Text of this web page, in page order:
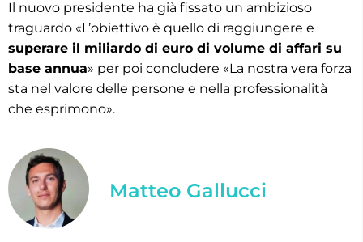
Il nuovo presidente ha già fissato un ambizioso
traguardo «L’obiettivo è quello di raggiungere e
superare il miliardo di euro di volume di affari su
base annua» per poi concludere «La nostra vera forza
sta nel valore delle persone e nella professionalità
che esprimono».
Matteo Gallucci